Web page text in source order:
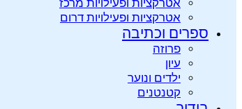
אטרקציות ופעילויות מרכז
אטרקציות ופעילויות דרום
ספרים וכתיבה
פרוזה
עיון
ילדים ונוער
קטנטנים